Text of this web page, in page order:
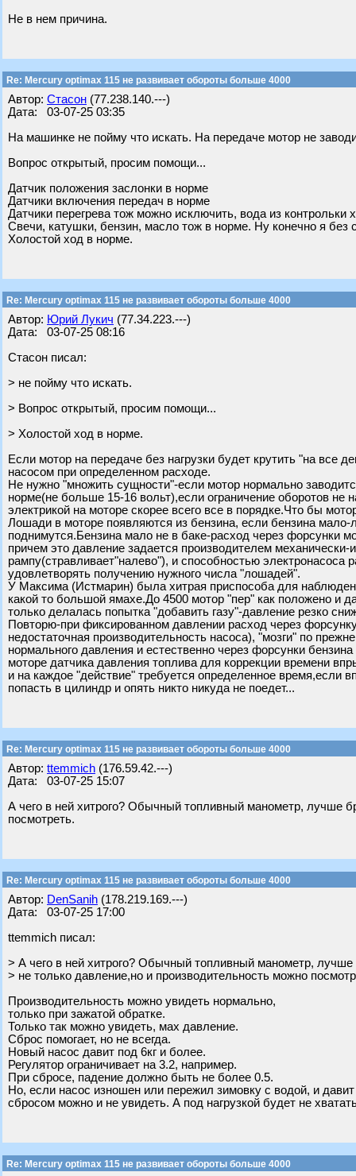
Не в нем причина.
Re: Mercury optimax 115 не развивает обороты больше 4000
Автор: Стасон (77.238.140.---)
Дата: 03-07-25 03:35
На машинке не пойму что искать. На передаче мотор не
Вопрос открытый, просим помощи...
Датчик положения заслонки в норме
Датчики включения передач в норме
Датчики перегрева тож можно исключить, вода из
Свечи, катушки, бензин, масло тож в норме. Ну конечно я без
Холостой ход в норме.
Re: Mercury optimax 115 не развивает обороты больше 4000
Автор: Юрий Лукич (77.34.223.---)
Дата: 03-07-25 08:16
Стасон писал:
> не пойму что искать.
> Вопрос открытый, просим помощи...
> Холостой ход в норме.
Если мотор на передаче без нагрузки будет крутить "на все
насосом при определенном расходе.
Не нужно "множить сущности"-если мотор нормально
норме(не больше 15-16 вольт),если ограничение оборотов не
электрикой на моторе скорее всего все в порядке.Что бы
Лошади в моторе появляются из бензина, если бензина
поднимутся.Бензина мало не в баке-расход через форсунки
причем это давление задается производителем
рампу(стравливает"налево"), и способностью электронасоса
удовлетворять получению нужного числа "лошадей".
У Максима (Истмарин) была хитрая приспособа для
какой то большой ямахе.До 4500 мотор "пер" как положено и
только делалась попытка "добавить газу"-давление резко
Повторю-при фиксированном давлении расход через
недостаточная производительность насоса), "мозги" по
нормального давления и естественно через форсунки
моторе датчика давления топлива для коррекции времени
и на каждое "действие" требуется определенное время,если
попасть в цилиндр и опять никто никуда не поедет...
Re: Mercury optimax 115 не развивает обороты больше 4000
Автор: ttemmich (176.59.42.---)
Дата: 03-07-25 15:07
А чего в ней хитрого? Обычный топливный манометр, лучше
посмотреть.
Re: Mercury optimax 115 не развивает обороты больше 4000
Автор: DenSanih (178.219.169.---)
Дата: 03-07-25 17:00
ttemmich писал:
> А чего в ней хитрого? Обычный топливный манометр, лучше
> не только давление,но и производительность можно
Производительность можно увидеть нормально,
только при зажатой обратке.
Только так можно увидеть, мах давление.
Сброс помогает, но не всегда.
Новый насос давит под 6кг и более.
Регулятор ограничивает на 3.2, например.
При сбросе, падение должно быть не более 0.5.
Но, если насос изношен или пережил зимовку с водой, и
сбросом можно и не увидеть. А под нагрузкой будет не
Re: Mercury optimax 115 не развивает обороты больше 4000